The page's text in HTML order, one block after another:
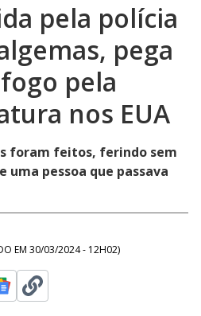
pela polícia
pega
pela
nos EUA
foram feitos, ferindo sem
uma pessoa que passava
EM 30/03/2024 - 12H02)